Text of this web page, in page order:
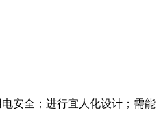
安全；进行宜人化设计；需能